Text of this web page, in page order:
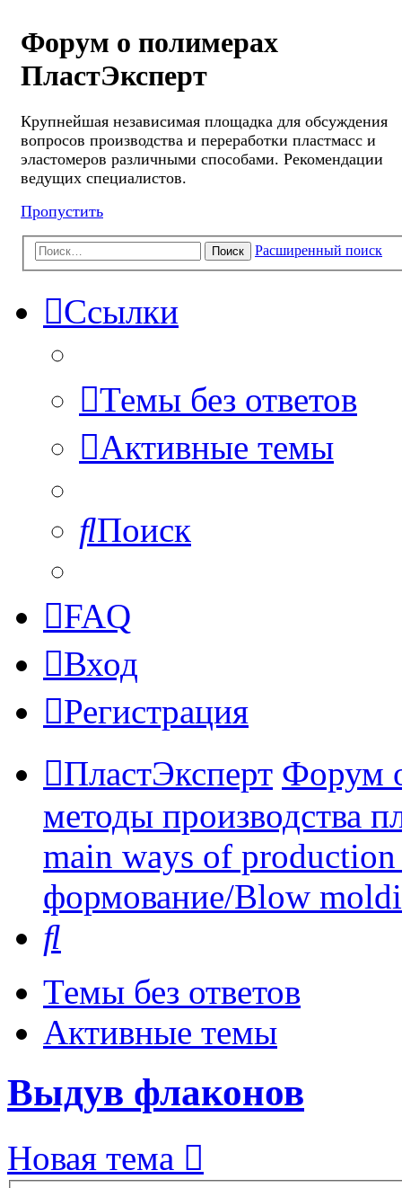
Форум о полимерах
ПластЭксперт
Крупнейшая независимая площадка для обсуждения
вопросов производства и переработки пластмасс и
эластомеров различными способами. Рекомендации
ведущих специалистов.
Пропустить
Поиск Расширенный поиск
Ссылки
Темы без ответов
Активные темы
Поиск
FAQ
Вход
Регистрация
ПластЭксперт Форум
методы производства
main ways of
формование/Blow
Темы без ответов
Активные темы
Выдув флаконов
Новая тема